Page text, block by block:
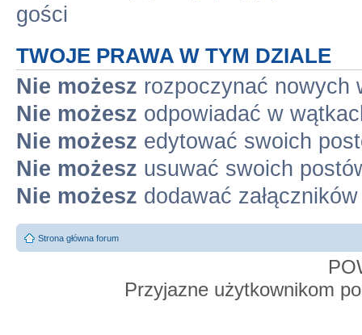
gości
TWOJE PRAWA W TYM DZIALE
Nie możesz rozpoczynać nowych
Nie możesz odpowiadać w
Nie możesz edytować swoich
Nie możesz usuwać swoich
Nie możesz dodawać załączników
Strona główna forum
Przyjazne użytkownikom